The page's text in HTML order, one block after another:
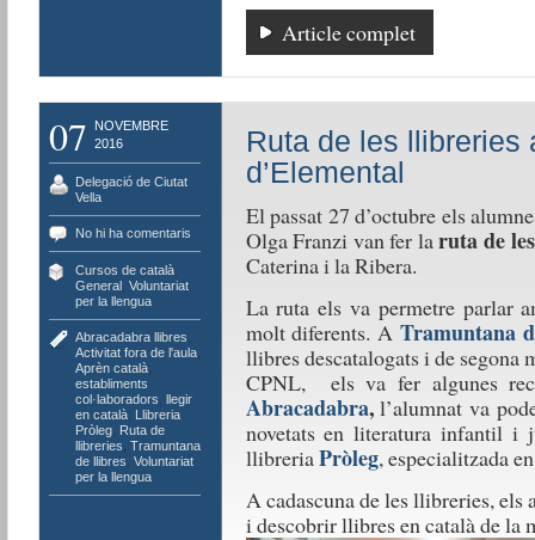
Article complet
07
NOVEMBRE
2016
Delegació de Ciutat
Vella
No hi ha comentaris
Cursos de català,
General, Voluntariat
per la llengua
Abracadabra llibres
Activitat fora de l'aula,
Aprèn català,
establiments
col·laboradors llegir
en català, Llibreria
Pròleg, Ruta de
llibreries Tramuntana
de llibres Voluntariat
per la llengua
Ruta de les llibreries
d’Elemental
El passat 27 d’octubre els
Olga Franzi van fer laruta de
Caterina i la Ribera.
La ruta els va permetre parlar
molt diferents. ATramuntana
llibres descatalogats i de segona
CPNL, els va fer algunes
Abracadabra,l’alumnat va
novetats en literatura infantil i
llibreriaPròleg, especialitzada
A cadascuna de les llibreries, els
i descobrir llibres en català de la